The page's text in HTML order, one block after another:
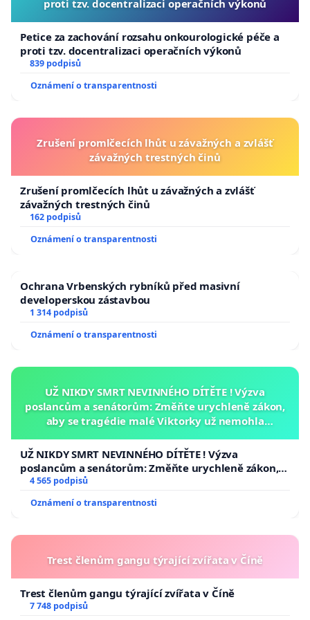
proti tzv. docentralizaci operačních výkonů
Petice za zachování rozsahu onkourologické péče a
proti tzv. docentralizaci operačních výkonů
839 podpisů
Oznámení o transparentnosti
Zrušení promlčecích lhůt u závažných a zvlášť
závažných trestných činů
Zrušení promlčecích lhůt u závažných a zvlášť
závažných trestných činů
162 podpisů
Oznámení o transparentnosti
Ochrana Vrbenských rybníků před masivní
developerskou zástavbou
1 314 podpisů
Oznámení o transparentnosti
UŽ NIKDY SMRT NEVINNÉHO DÍTĚTE ! Výzva
poslancům a senátorům: Změňte urychleně zákon,
aby se tragédie malé Viktorky už nemohla
UŽ NIKDY SMRT NEVINNÉHO DÍTĚTE ! Výzva
poslancům a senátorům: Změňte urychleně zákon,
aby se tragédie malé Viktorky už nemohla opakovat!
4 565 podpisů
Oznámení o transparentnosti
Trest členům gangu týrající zvířata v Číně
Trest členům gangu týrající zvířata v Číně
7 748 podpisů